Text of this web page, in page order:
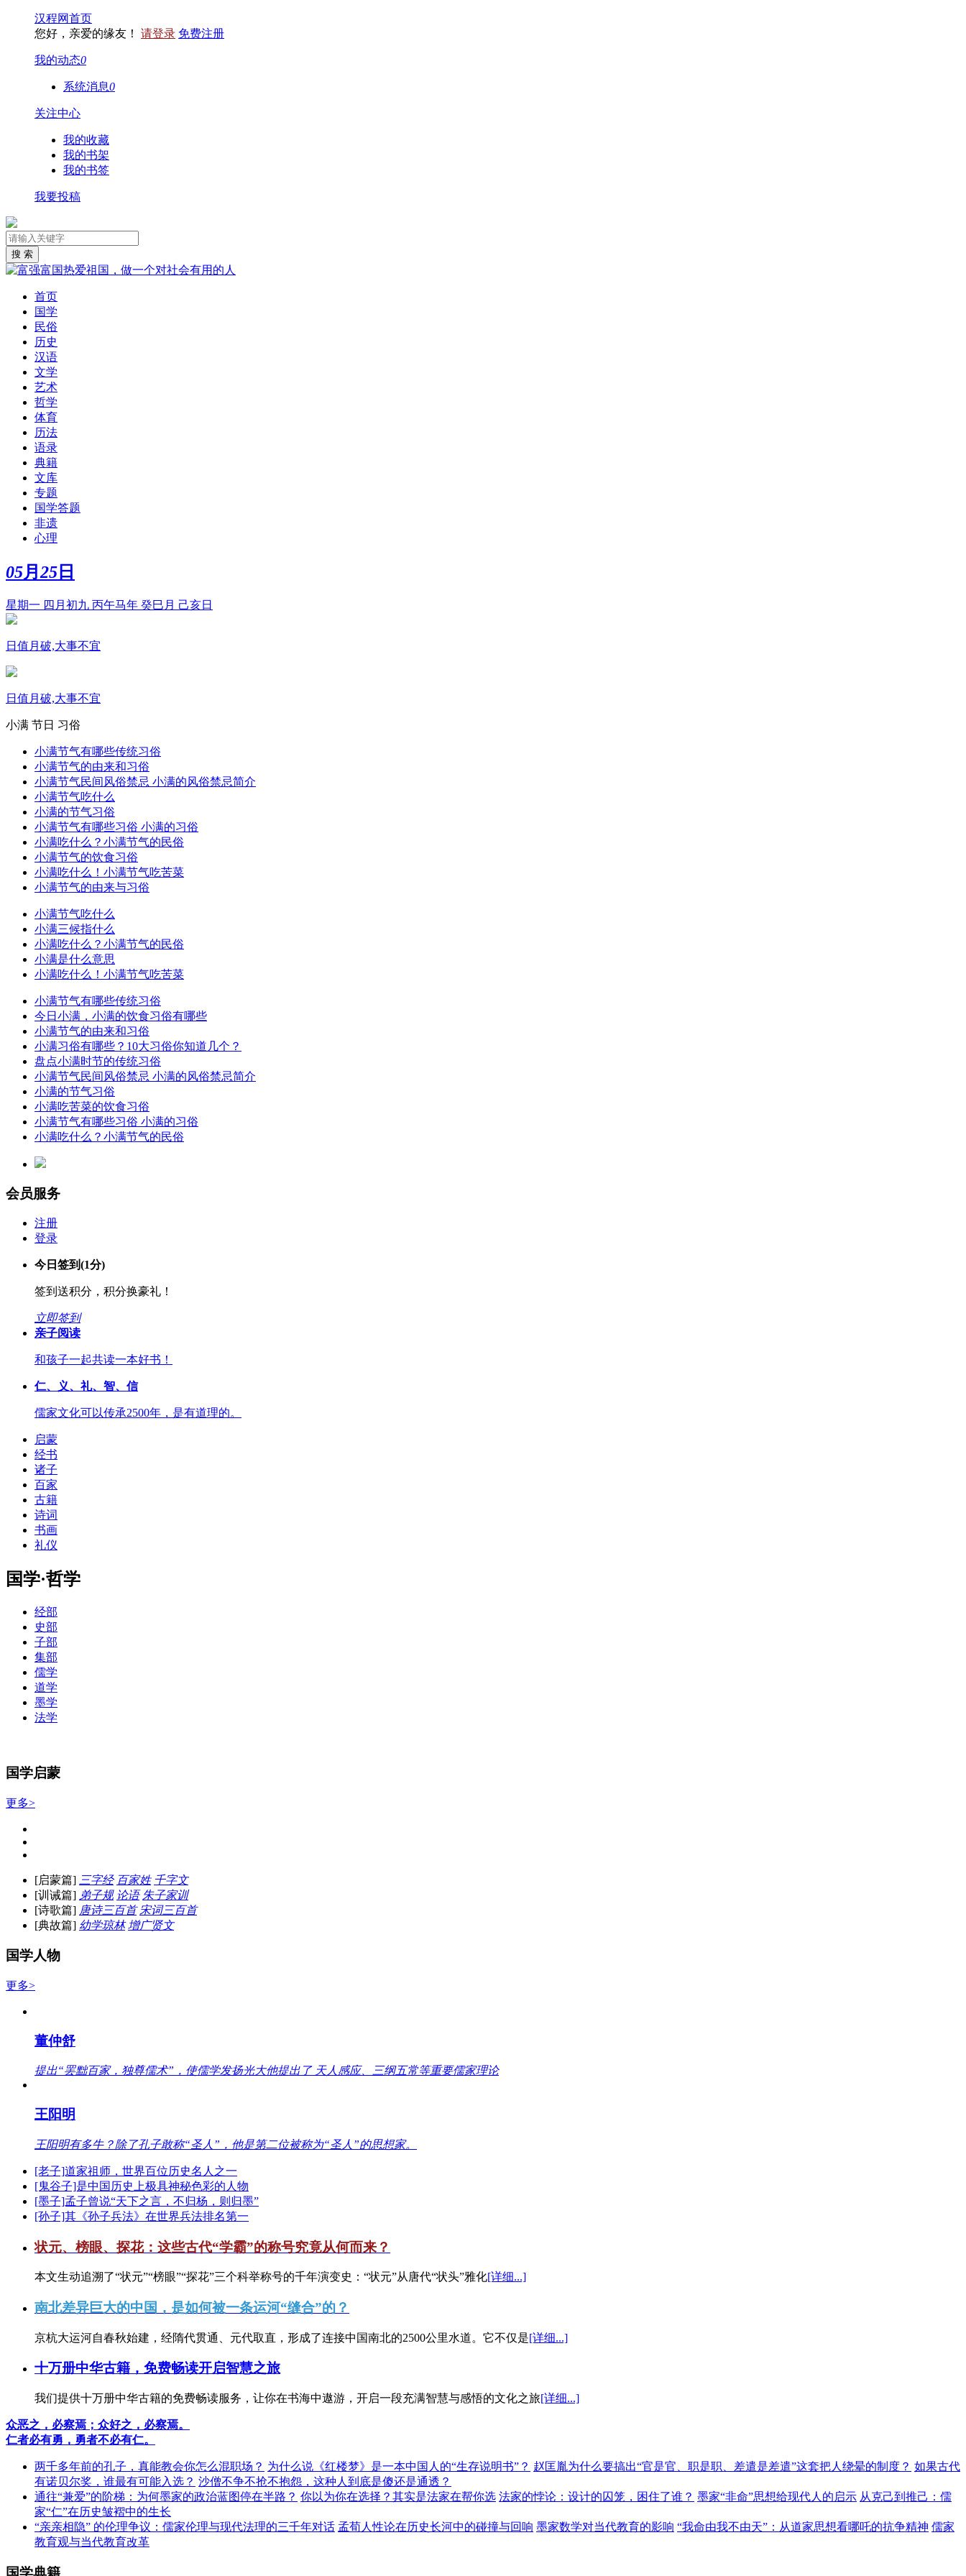
汉程网首页
您好，亲爱的缘友！ 请登录 免费注册
我的动态0
系统消息0
关注中心
我的收藏
我的书架
我的书签
我要投稿
首页
国学
民俗
历史
汉语
文学
艺术
哲学
体育
历法
语录
典籍
文库
专题
国学答题
非遗
心理
05月 25 日
星期一 四月初九 丙午马年 癸巳月 己亥日
日值月破,大事不宜
日值月破,大事不宜
小满 节日 习俗
小满节气有哪些传统习俗
小满节气的由来和习俗
小满节气民间风俗禁忌 小满的风俗禁忌简介
小满节气吃什么
小满的节气习俗
小满节气有哪些习俗 小满的习俗
小满吃什么？小满节气的民俗
小满节气的饮食习俗
小满吃什么！小满节气吃苦菜
小满节气的由来与习俗
小满节气吃什么
小满三候指什么
小满吃什么？小满节气的民俗
小满是什么意思
小满吃什么！小满节气吃苦菜
小满节气有哪些传统习俗
今日小满，小满的饮食习俗有哪些
小满节气的由来和习俗
小满习俗有哪些？10大习俗你知道几个？
盘点小满时节的传统习俗
小满节气民间风俗禁忌 小满的风俗禁忌简介
小满的节气习俗
小满吃苦菜的饮食习俗
小满节气有哪些习俗 小满的习俗
小满吃什么？小满节气的民俗
会员服务
注册
登录
今日签到(1分)
签到送积分，积分换豪礼！
立即签到
亲子阅读
和孩子一起共读一本好书！
仁、义、礼、智、信
儒家文化可以传承2500年，是有道理的。
启蒙
经书
诸子
百家
古籍
诗词
书画
礼仪
国学·哲学
经部
史部
子部
集部
儒学
道学
墨学
法学
国学启蒙
更多>
[启蒙篇] 三字经 百家姓 千字文
[训诫篇] 弟子规 论语 朱子家训
[诗歌篇] 唐诗三百首 宋词三百首
[典故篇] 幼学琼林 增广贤文
国学人物
更多>
董仲舒
提出“罢黜百家，独尊儒术”，使儒学发扬光大他提出了 天人感应、三纲五常等重要儒家理论
王阳明
王阳明有多牛？除了孔子敢称“圣人”，他是第二位被称为“圣人”的思想家。
[老子]道家祖师，世界百位历史名人之一
[鬼谷子]是中国历史上极具神秘色彩的人物
[墨子]孟子曾说“天下之言，不归杨，则归墨”
[孙子]其《孙子兵法》在世界兵法排名第一
状元、榜眼、探花：这些古代“学霸”的称号究竟从何而来？
本文生动追溯了“状元”“榜眼”“探花”三个科举称号的千年演变史：“状元”从唐代“状头”雅化[详细...]
南北差异巨大的中国，是如何被一条运河“缝合”的？
京杭大运河自春秋始建，经隋代贯通、元代取直，形成了连接中国南北的2500公里水道。它不仅是[详细...]
十万册中华古籍，免费畅读开启智慧之旅
我们提供十万册中华古籍的免费畅读服务，让你在书海中遨游，开启一段充满智慧与感悟的文化之旅[详细...]
众恶之，必察焉；众好之，必察焉。
仁者必有勇，勇者不必有仁。
两千多年前的孔子，真能教会你怎么混职场？ 为什么说《红楼梦》是一本中国人的“生存说明书”？ 赵匡胤为什么要搞出“官是官、职是职、差遣是差遣”这套把人绕晕的制度？ 如果古代
有诺贝尔奖，谁最有可能入选？ 沙僧不争不抢不抱怨，这种人到底是傻还是通透？
通往“兼爱”的阶梯：为何墨家的政治蓝图停在半路？ 你以为你在选择？其实是法家在帮你选 法家的悖论：设计的囚笼，困住了谁？ 墨家“非命”思想给现代人的启示 从克己到推己：儒
家“仁”在历史皱褶中的生长
“亲亲相隐” 的伦理争议：儒家伦理与现代法理的三千年对话 孟荀人性论在历史长河中的碰撞与回响 墨家数学对当代教育的影响 “我命由我不由天”：从道家思想看哪吒的抗争精神 儒家
教育观与当代教育改革
国学典籍